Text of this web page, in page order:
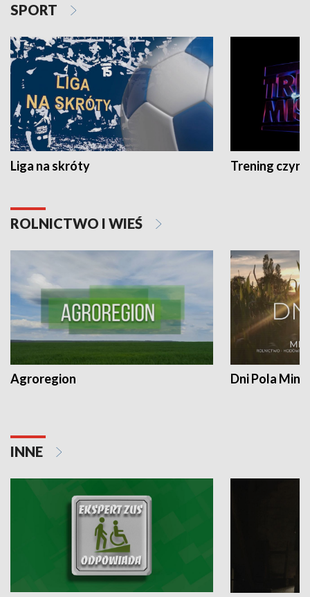
SPORT
Liga na skróty Trening czyni
ROLNICTWO I WIEŚ
Agroregion Dni Pola
INNE